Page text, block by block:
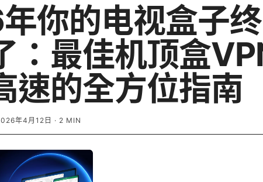
你的电视盒子
：最佳机顶盒
速的全方位指南
年4月12日 · 2 MIN